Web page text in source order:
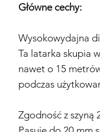
Główne cechy:
Wysokowydajna
Ta latarka skupia
nawet o 15
podczas
Zgodność z szyną